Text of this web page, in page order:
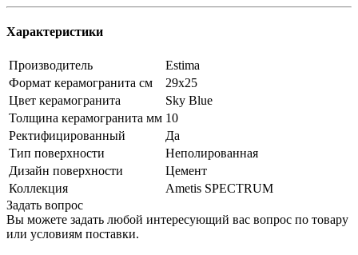
Характеристики
Производитель
Estima
Формат керамогранита см
29х25
Цвет керамогранита
Sky Blue
Толщина керамогранита мм 10
Ректифицированный
Да
Тип поверхности
Неполированная
Дизайн поверхности
Цемент
Коллекция
Ametis SPECTRUM
Задать вопрос
Вы можете задать любой интересующий вас вопрос по товару
или условиям поставки.